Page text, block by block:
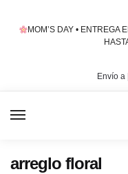
MOM’S DAY • ENTREGA
Envío a |
arreglo floral